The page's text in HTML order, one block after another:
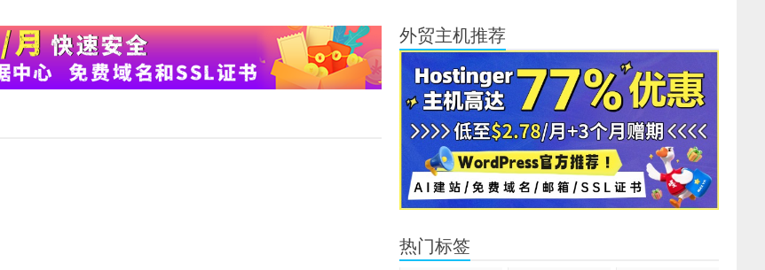
外贸主机推荐
热门标签